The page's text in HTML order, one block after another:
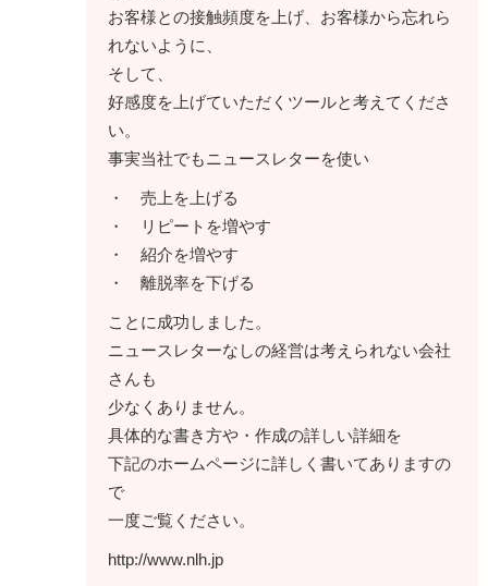
お客様との接触頻度を上げ、お客様から忘れら
れないように、
そして、
好感度を上げていただくツールと考えてくださ
い。
事実当社でもニュースレターを使い
・ 売上を上げる
・ リピートを増やす
・ 紹介を増やす
・ 離脱率を下げる
ことに成功しました。
ニュースレターなしの経営は考えられない会社
さんも
少なくありません。
具体的な書き方や・作成の詳しい詳細を
下記のホームページに詳しく書いてありますの
で
一度ご覧ください。
http://www.nlh.jp